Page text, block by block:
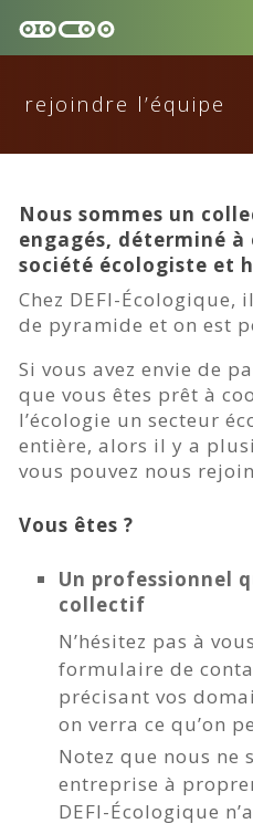
rejoindre l’équipe
Nous sommes un
engagés, déterminé
société écologiste et
Chez DEFI-Écologique,
de pyramide et on est
Si vous avez envie de
que vous êtes prêt à
l’écologie un secteur
entière, alors il y a
vous pouvez nous
Vous êtes ?
Un professionnel
collectif
N’hésitez pas à
formulaire de
précisant vos
on verra ce qu’on
Notez que nous ne
entreprise à
DEFI-Écologique